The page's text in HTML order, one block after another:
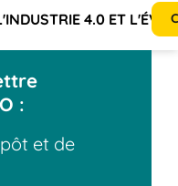
4.0 ET
:
et de